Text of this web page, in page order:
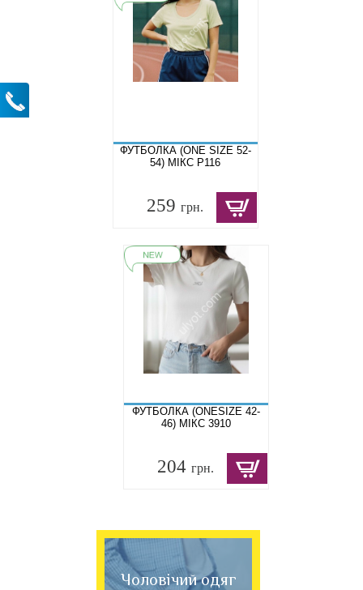
ФУТБОЛКА (ONE SIZE 52-
54) МІКС P116
259 грн.
ФУТБОЛКА (ONESIZE 42-
46) МІКС 3910
204 грн.
Чоловічий одяг